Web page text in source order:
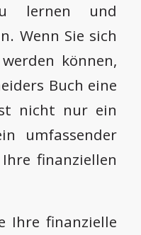
lernen und
Wenn Sie sich
können,
Buch eine
nicht nur ein
umfassender
finanziellen
Ihre finanzielle